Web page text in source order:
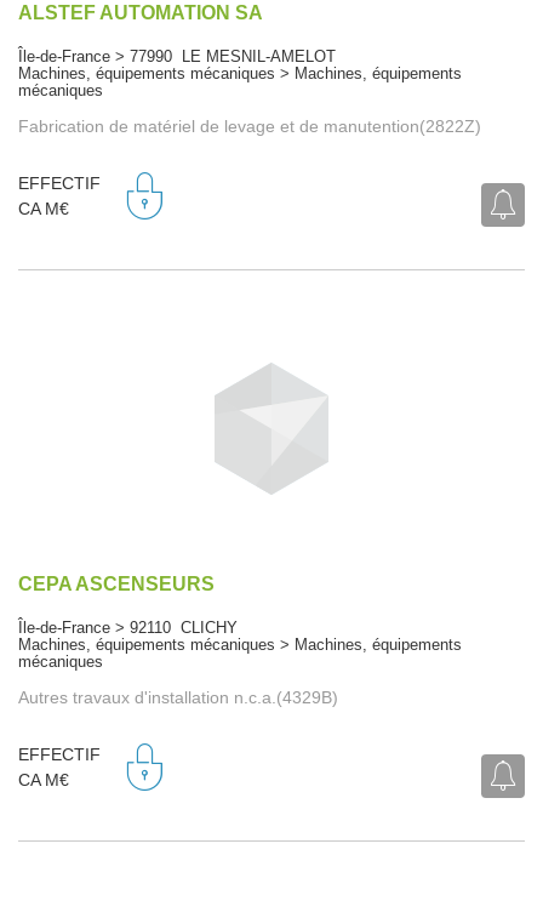
ALSTEF AUTOMATION SA
Île-de-France > 77990 LE MESNIL-AMELOT
Machines, équipements mécaniques > Machines, équipements
mécaniques
Fabrication de matériel de levage et de manutention(2822Z)
EFFECTIF
CA M€
CEPA ASCENSEURS
Île-de-France > 92110 CLICHY
Machines, équipements mécaniques > Machines, équipements
mécaniques
Autres travaux d'installation n.c.a.(4329B)
EFFECTIF
CA M€